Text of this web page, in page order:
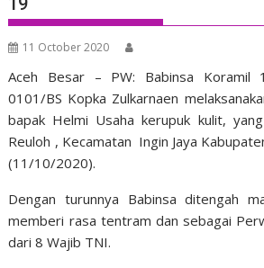
11 October 2020
Aceh Besar – PW: Babinsa Koramil
0101/BS Kopka Zulkarnaen
bapak Helmi Usaha kerupuk kulit,
Reuloh , Kecamatan Ingin Jaya
(11/10/2020).
Dengan turunnya Babinsa ditengah
memberi rasa tentram dan sebagai
dari 8 Wajib TNI.